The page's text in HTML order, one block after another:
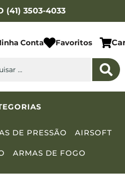
(41) 3503-4033
Conta Favoritos
DE PRESSÃO AIRSOFT
ARMAS DE FOGO